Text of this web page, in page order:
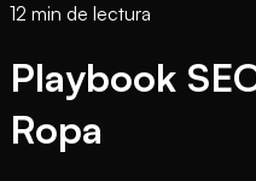
12 min de lectura
Playbook
Ropa